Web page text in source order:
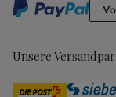
Unsere